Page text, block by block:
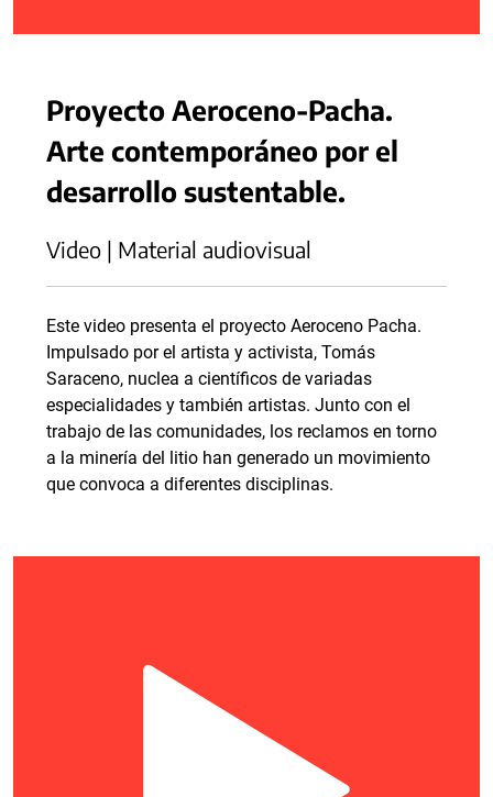
Proyecto Aeroceno-Pacha.
Arte contemporáneo por el
desarrollo sustentable.
Video | Material audiovisual
Este video presenta el proyecto Aeroceno Pacha.
Impulsado por el artista y activista, Tomás
Saraceno, nuclea a científicos de variadas
especialidades y también artistas. Junto con el
trabajo de las comunidades, los reclamos en torno
a la minería del litio han generado un movimiento
que convoca a diferentes disciplinas.